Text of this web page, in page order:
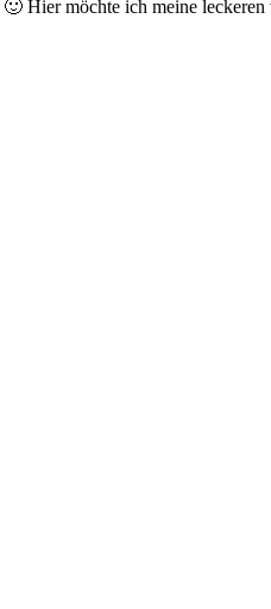
Hier möchte ich meine